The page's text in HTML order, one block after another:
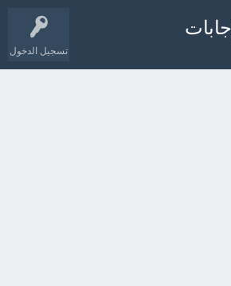
تسجيل الدخول